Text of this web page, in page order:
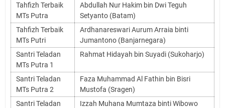
Tahfizh Terbaik
MTs Putra
Abdullah Nur Hakim bin Dwi Teguh
Setyanto (Batam)
Tahfizh Terbaik
MTs Putri
Ardhanareswari Aurum Arraia binti
Jumantono (Banjarnegara)
Santri Teladan
MTs Putra 1
Rahmat Hidayah bin Suyadi (Sukoharjo)
Santri Teladan
MTs Putra 2
Faza Muhammad Al Fathin bin Bisri
Mustofa (Sragen)
Santri Teladan
Izzah Muhana Mumtaza binti Wibowo